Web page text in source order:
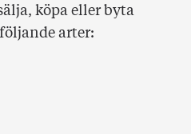
köpa eller byta
arter: